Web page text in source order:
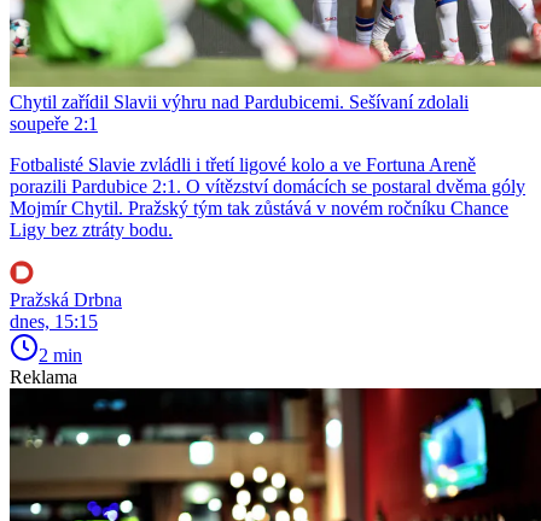
Chytil zařídil Slavii výhru nad Pardubicemi. Sešívaní zdolali
soupeře 2:1
Fotbalisté Slavie zvládli i třetí ligové kolo a ve Fortuna Areně
porazili Pardubice 2:1. O vítězství domácích se postaral dvěma góly
Mojmír Chytil. Pražský tým tak zůstává v novém ročníku Chance
Ligy bez ztráty bodu.
Pražská Drbna
dnes, 15:15
2 min
Reklama